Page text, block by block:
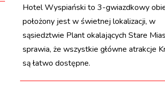
Hotel Wyspiański to 3-gwiazdkowy
położony jest w świetnej lokalizacji, w
sąsiedztwie Plant okalających Stare
sprawia, że wszystkie główne atrakcje
są łatwo dostępne.